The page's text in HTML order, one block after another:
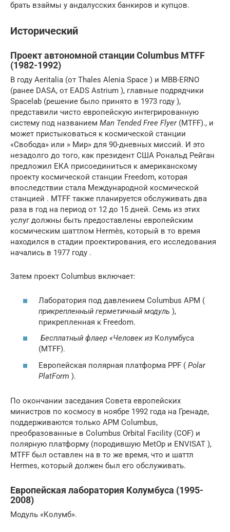
брать взаймы у андалусских банкиров и купцов.
Исторический
Проект автономной станции Columbus MTFF
(1982-1992)
В году Aeritalia (от Thales Alenia Space ) и MBB-ERNO
(ранее DASA, от EADS Astrium ), главные подрядчики
Spacelab (решение было принято в 1973 году ),
представили чисто европейскую интегрированную
систему под названием Man Tended Free Flyer(MTFF)., и
может пристыковаться к космической станции
«Свобода» или » Мир» для 90-дневных миссий. И это
незадолго до того, как президент США Рональд Рейган
предложил ЕКА присоединиться к американскому
проекту космической станции Freedom, которая
впоследствии стала Международной космической
станцией . MTFF также планируется обслуживать два
раза в год на период от 12 до 15 дней. Семь из этих
услуг должны быть предоставлены европейским
космическим шаттлом Hermès, который в то время
находился в стадии проектирования, его исследования
начались в 1977 году .
Затем проект Columbus включает:
Лаборатория под давлением Columbus APM (
прикрепленный герметичный модуль ),
прикрепленная к Freedom.
Бесплатный флаер «Человек из Колумбуса
(MTFF).
Европейская полярная платформа PPF ( Polar
PlatForm ).
По окончании заседания Совета европейских
министров по космосу в ноябре 1992 года на Гренаде,
поддерживаются только APM Columbus,
преобразованные в Columbus Orbital Facility (COF) и
полярную платформу (породившую MetOp и ENVISAT ),
MTFF был оставлен на в то же время, что и шаттл
Hermes, который должен был его обслуживать.
Европейская лаборатория Колумбуса (1995-
2008)
Модуль «Колумб».